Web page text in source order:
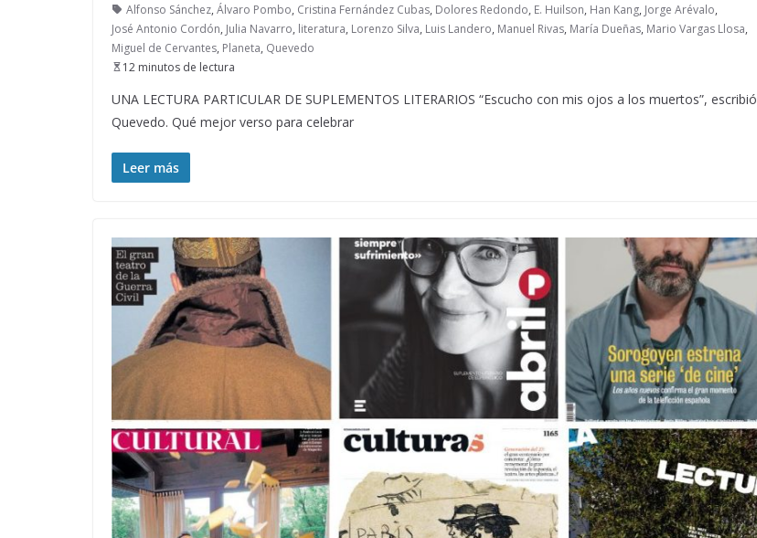
Alfonso Sánchez, Álvaro Pombo, Cristina Fernández Cubas, Dolores Redondo, E. Huilson, Han Kang, Jorge Arévalo,
José Antonio Cordón, Julia Navarro, literatura, Lorenzo Silva, Luis Landero, Manuel Rivas, María Dueñas, Mario Vargas Llosa,
Miguel de Cervantes, Planeta, Quevedo
12 minutos de lectura
UNA LECTURA PARTICULAR DE SUPLEMENTOS LITERARIOS “Escucho con mis ojos a los muertos”, escribió
Quevedo. Qué mejor verso para celebrar
Leer más